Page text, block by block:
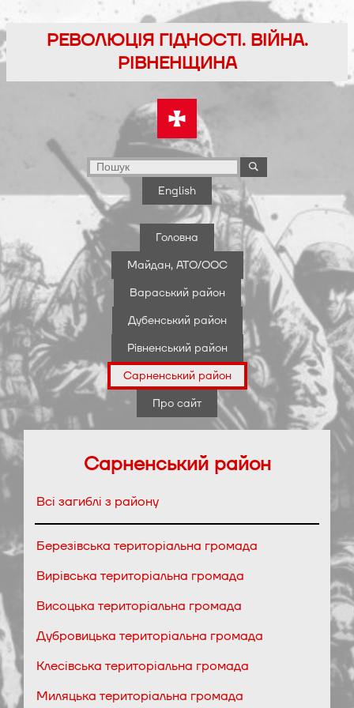
Перейти
до
вмісту
РЕВОЛЮЦІЯ ГІДНОСТІ. ВІЙНА.
РІВНЕНЩИНА
English
Головна
Майдан, АТО/ООС
Вараський район
Дубенський район
Рівненський район
Сарненський район
Про сайт
Сарненський район
Всі загиблі з району
Березівська територіальна громада
Вирівська територіальна громада
Висоцька територіальна громада
Дубровицька територіальна громада
Клесівська територіальна громада
Миляцька територіальна громада